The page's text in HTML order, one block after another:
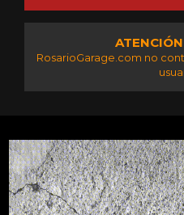
RosarioGarage.com no